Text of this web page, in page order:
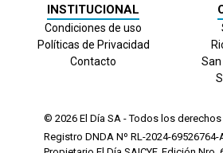
INSTITUCIONAL
Condiciones de uso
Políticas de Privacidad
Contacto
© 2026 El Día SA - Todos los derechos
Registro DNDA Nº RL-2024-